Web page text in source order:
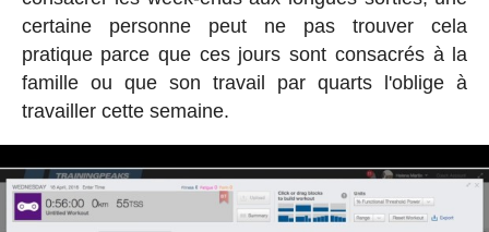
certaine personne peut ne pas trouver cela
pratique parce que ces jours sont consacrés à la
famille ou que son travail par quarts l'oblige à
travailler cette semaine.